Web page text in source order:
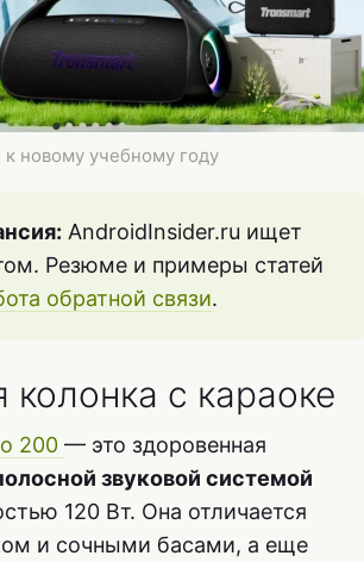
новому учебному году
AndroidInsider.ru ищет
Резюме и примеры статей
обратной связи.
с караоке
200 — это здоровенная
звуковой системой
120 Вт. Она отличается
и сочными басами, а еще